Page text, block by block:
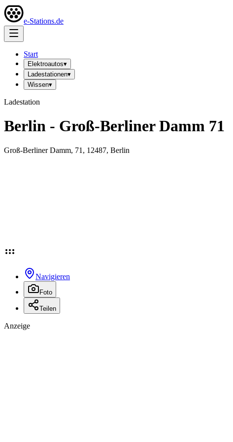
e-Stations.de
Start
Elektroautos▾
Ladestationen▾
Wissen▾
Ladestation
Berlin - Groß-Berliner Damm 71
Groß-Berliner Damm, 71, 12487, Berlin
Navigieren
Foto
Teilen
Anzeige